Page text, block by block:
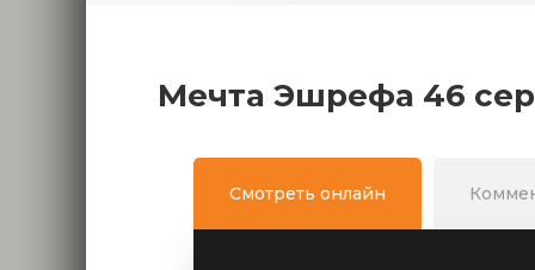
Мечта Эшрефа 46
Смотреть онлайн